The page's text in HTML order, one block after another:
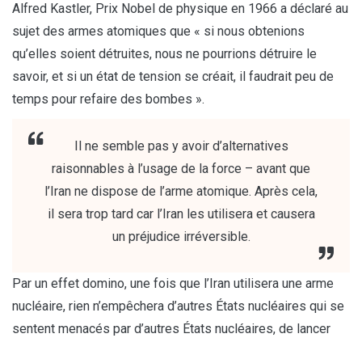
Alfred Kastler, Prix Nobel de physique en 1966 a déclaré au
sujet des armes atomiques que « si nous obtenions
qu’elles soient détruites, nous ne pourrions détruire le
savoir, et si un état de tension se créait, il faudrait peu de
temps pour refaire des bombes ».
Il ne semble pas y avoir d’alternatives
raisonnables à l’usage de la force – avant que
l’Iran ne dispose de l’arme atomique. Après cela,
il sera trop tard car l’Iran les utilisera et causera
un préjudice irréversible.
Par un effet domino, une fois que l’Iran utilisera une arme
nucléaire, rien n’empêchera d’autres États nucléaires qui se
sentent menacés par d’autres États nucléaires, de lancer